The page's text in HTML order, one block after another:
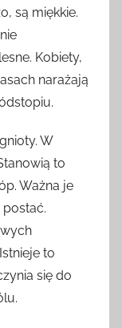
są miękkie.
Kobiety,
narażają
W
to
Ważna je
to
się do